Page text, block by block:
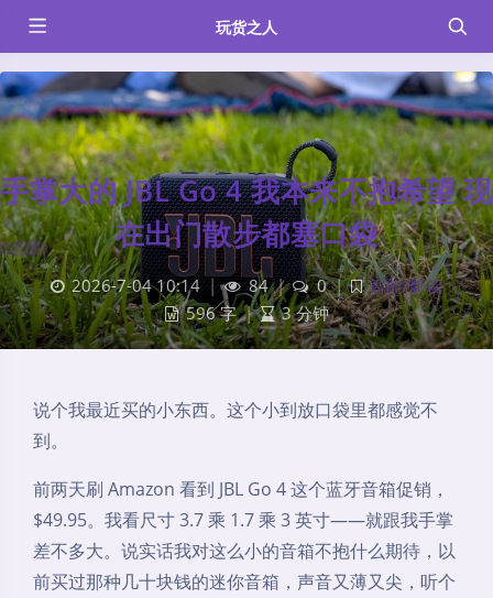
玩货之人
手掌大的 JBL Go 4 我本来不抱希望 现
在出门散步都塞口袋
2026-7-04 10:14 | 84 | 0 |
智能/影音
596 字 | 3 分钟
说个我最近买的小东西。这个小到放口袋里都感觉不
到。
前两天刷 Amazon 看到 JBL Go 4 这个蓝牙音箱促销，
$49.95。我看尺寸 3.7 乘 1.7 乘 3 英寸——就跟我手掌
差不多大。说实话我对这么小的音箱不抱什么期待，以
前买过那种几十块钱的迷你音箱，声音又薄又尖，听个